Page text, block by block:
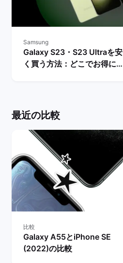
Samsung
Galaxy S23・S23 Ultraを安
く買う方法：どこでお得に購
最近の比較
比較
Galaxy A55とiPhone SE
(2022)の比較